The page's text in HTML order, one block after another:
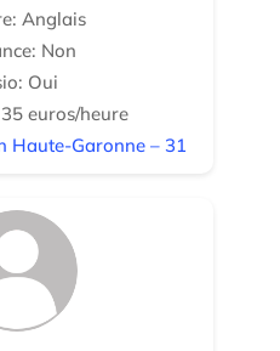
Anglais
Non
Oui
euros/heure
Haute-Garonne – 31